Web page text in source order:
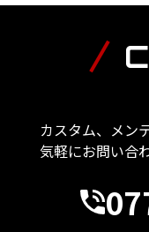
カスタム、メン
気軽にお問い合